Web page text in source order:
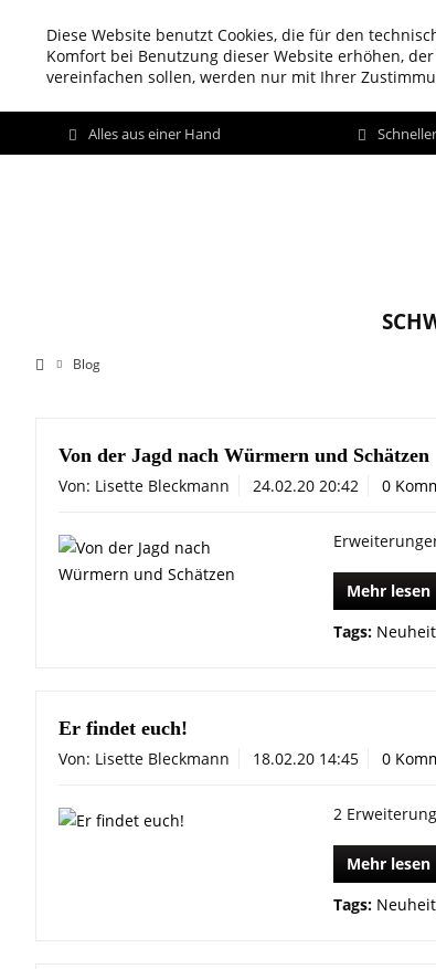
Diese Website benutzt Cookies, die für den
Komfort bei Benutzung dieser Website erhöhen,
vereinfachen sollen, werden nur mit Ihrer
Alles aus einer Hand
Blog
Von der Jagd nach Würmern und Schätzen
Von: Lisette Bleckmann 24.02.20 20:42 0
Mehr lesen
Tags: Neuheit
Er findet euch!
Von: Lisette Bleckmann 18.02.20 14:45 0
2
Mehr lesen
Tags: Neuheit